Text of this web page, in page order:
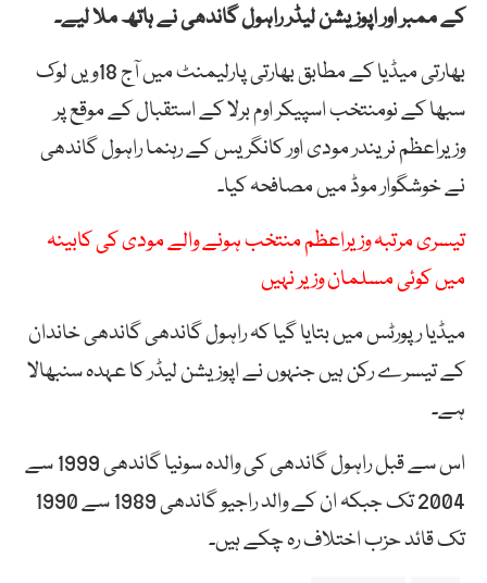
کے ممبر اور اپوزیشن لیڈر راہول گاندھی نے ہاتھ ملا لیے۔
بھارتی میڈیا کے مطابق بھارتی پارلیمنٹ میں آج 18ویں لوک
سبھا کے نومنتخب اسپیکر اوم برلا کے استقبال کے موقع پر
وزیراعظم نریندر مودی اور کانگریس کے رہنما راہول گاندھی
نے خوشگوار موڈ میں مصافحہ کیا۔
تیسری مرتبہ وزیراعظم منتخب ہونے والے مودی کی کابینہ
میں کوئی مسلمان وزیر نہیں
میڈیا رپورٹس میں بتایا گیا کہ راہول گاندھی گاندھی خاندان
کے تیسرے رکن ہیں جنہوں نے اپوزیشن لیڈر کا عہدہ سنبھالا
ہے۔
اس سے قبل راہول گاندھی کی والدہ سونیا گاندھی 1999 سے
2004 تک جبکہ ان کے والد راجیو گاندھی 1989 سے 1990
تک قائد حزب اختلاف رہ چکے ہیں۔